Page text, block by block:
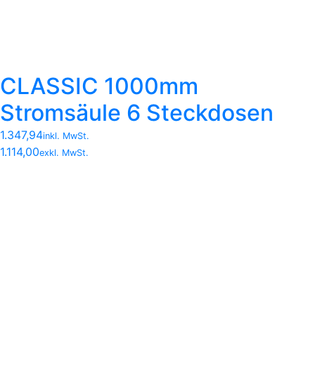
CLASSIC 1000mm
Stromsäule 6 Steckdosen
1.347,94inkl. MwSt.
1.114,00exkl. MwSt.